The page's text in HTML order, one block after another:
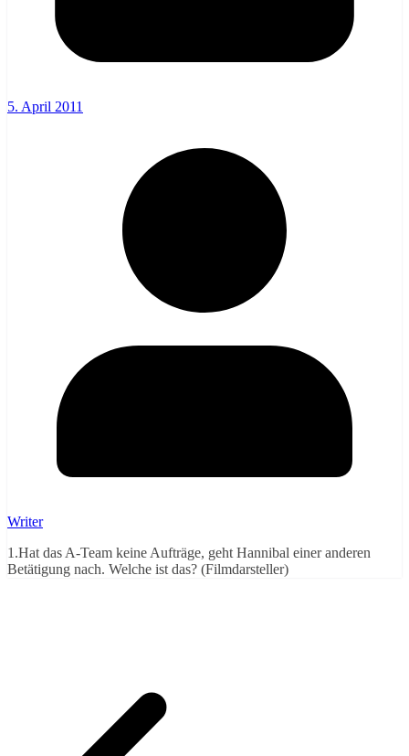
5. April 2011
Writer
1.Hat das A-Team keine Aufträge, geht Hannibal einer anderen
Betätigung nach. Welche ist das? (Filmdarsteller)